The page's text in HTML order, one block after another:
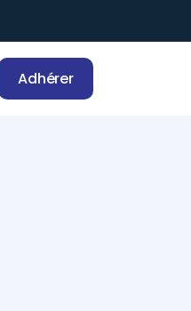
Adhérer